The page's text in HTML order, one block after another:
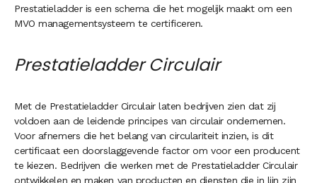
Prestatieladder is een schema die het mogelijk maakt om een
MVO managementsysteem te certificeren.
Prestatieladder Circulair
Met de Prestatieladder Circulair laten bedrijven zien dat zij
voldoen aan de leidende principes van circulair ondernemen.
Voor afnemers die het belang van circulariteit inzien, is dit
certificaat een doorslaggevende factor om voor een producent
te kiezen. Bedrijven die werken met de Prestatieladder Circulair
ontwikkelen en maken van producten en diensten die in lijn zijn